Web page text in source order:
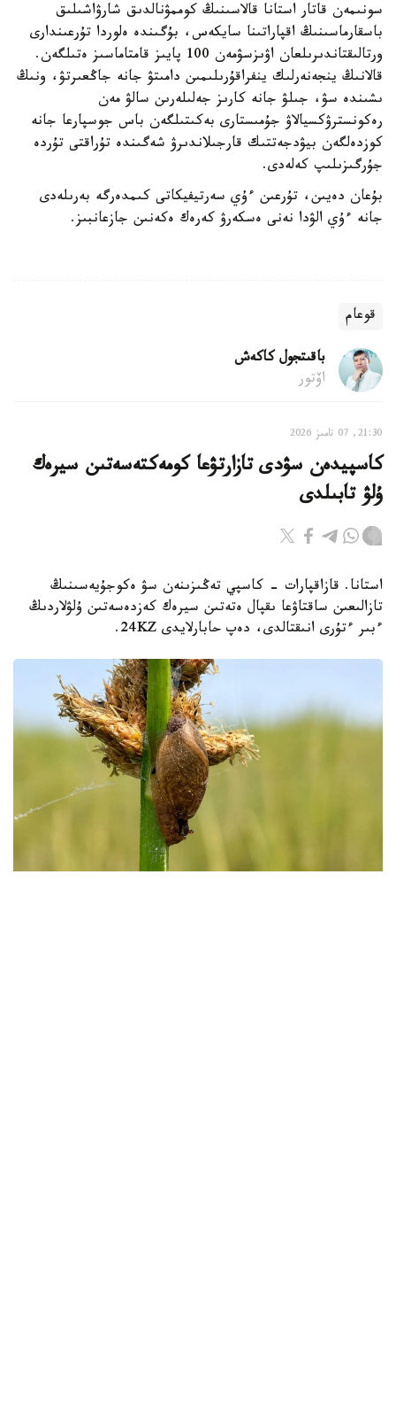
سونىمەن قاتار استانا قالاسىنىڭ كوممۋنالدىق شارۋاشىلىق
باسقارماسىنىڭ اقپاراتىنا سايكەس، بۇگىندە ەلوردا تۇرعىندارى
ورتالىقتاندىرىلعان اۋىزسۋمەن 100 پايىز قامتاماسىز ەتىلگەن.
قالانىڭ ينجەنەرلىك ينفراقۇرىلىمىن دامىتۋ جانە جاڭعىرتۋ، ونىڭ
ىشىندە سۋ، جىلۋ جانە كارىز جەلىلەرىن سالۋ مەن
رەكونسترۋكسيالاۋ جۇمىستارى بەكىتىلگەن باس جوسپارعا جانە
كوزدەلگەن بيۋدجەتتىك قارجىلاندىرۋ شەگىندە تۇراقتى تۇردە
جۇرگىزىلىپ كەلەدى.
بۇعان دەيىن، تۇرعىن ءۇي سەرتيفيكاتى كىمدەرگە بەرىلەدى
جانە ءۇي الۋدا نەنى ەسكەرۋ كەرەك ەكەنىن جازعانبىز.
قوعام
باقىتجول كاكەش
اۆتور
21:30, 07 تامىز 2026
كاسپيدەن سۋدى تازارتۋعا كومەكتەسەتىن سيرەك
ۇلۋ تابىلدى
استانا. قازاقپارات - كاسپي تەڭىزىنەن سۋ ەكوجۇيەسىنىڭ
تازالىعىن ساقتاۋعا ىقپال ەتەتىن سيرەك كەزدەسەتىن ۇلۋلاردىڭ
ءبىر ءتۇرى انىقتالدى، دەپ حابارلايدى 24KZ.